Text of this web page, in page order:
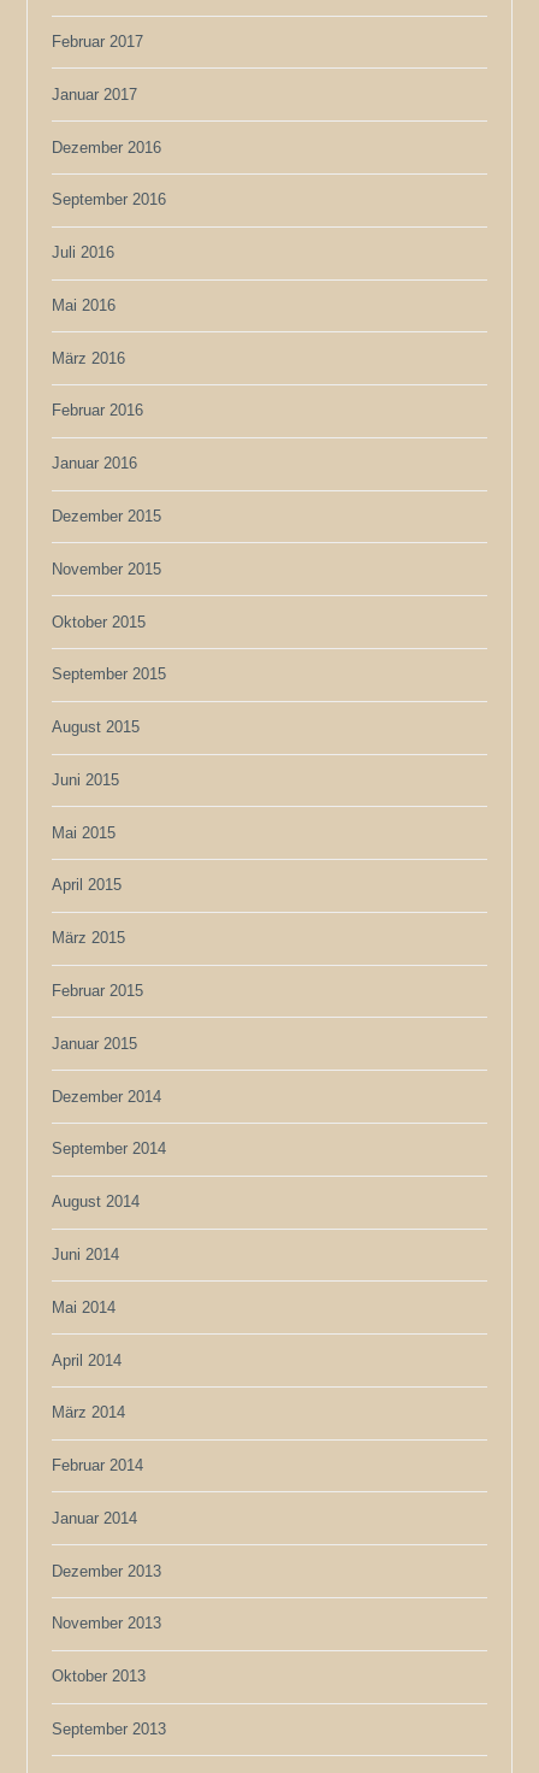
Februar 2017
Januar 2017
Dezember 2016
September 2016
Juli 2016
Mai 2016
März 2016
Februar 2016
Januar 2016
Dezember 2015
November 2015
Oktober 2015
September 2015
August 2015
Juni 2015
Mai 2015
April 2015
März 2015
Februar 2015
Januar 2015
Dezember 2014
September 2014
August 2014
Juni 2014
Mai 2014
April 2014
März 2014
Februar 2014
Januar 2014
Dezember 2013
November 2013
Oktober 2013
September 2013